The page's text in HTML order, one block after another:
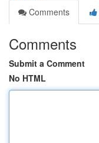
Comments
Comments
Submit a Comment
No HTML